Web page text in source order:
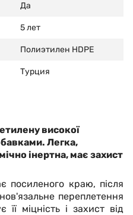
Да
5 лет
Полиэтилен HDPE
Турция
високої
Легка,
інертна, має захист
посиленого краю, після
переплетення
її міцність і захист від